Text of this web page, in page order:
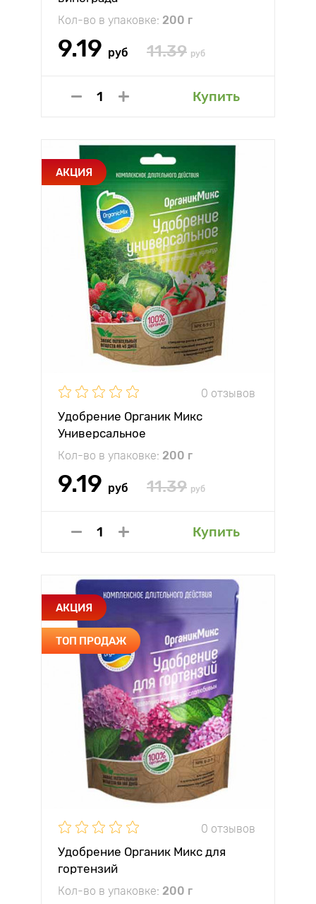
Кол-во в упаковке: 200 г
9.19 руб 11.39 руб
Купить
АКЦИЯ
0 отзывов
Удобрение Органик Микс
Универсальное
Кол-во в упаковке: 200 г
9.19 руб 11.39 руб
Купить
АКЦИЯ
ТОП ПРОДАЖ
0 отзывов
Удобрение Органик Микс для
гортензий
Кол-во в упаковке: 200 г